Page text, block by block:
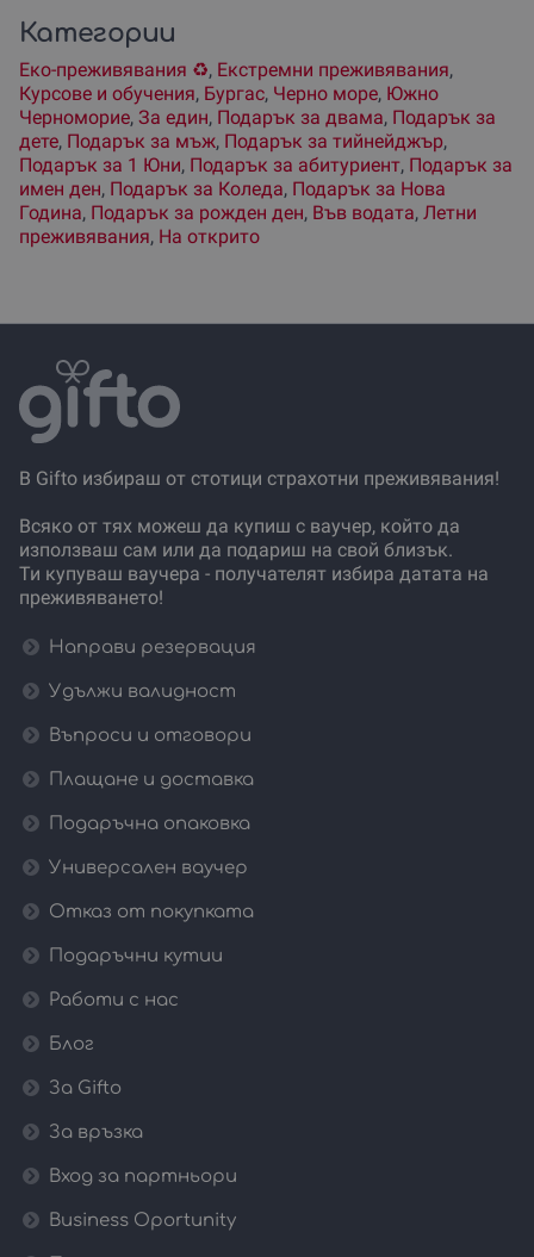
Категории
Еко-преживявания ♻️, Екстремни преживявания,
Курсове и обучения, Бургас, Черно море, Южно
Черноморие, За един, Подарък за двама, Подарък за
дете, Подарък за мъж, Подарък за тийнейджър,
Подарък за 1 Юни, Подарък за абитуриент, Подарък за
имен ден, Подарък за Коледа, Подарък за Нова
Година, Подарък за рожден ден, Във водата, Летни
преживявания, На открито
В Gifto избираш от стотици страхотни преживявания!
Всяко от тях можеш да купиш с ваучер, който да
използваш сам или да подариш на свой близък.
Ти купуваш ваучера - получателят избира датата на
преживяването!
Направи резервация
Удължи валидност
Въпроси и отговори
Плащане и доставка
Подаръчна опаковка
Универсален ваучер
Отказ от покупката
Подаръчни кутии
Работи с нас
Блог
За Gifto
За връзка
Вход за партньори
Business Oportunity